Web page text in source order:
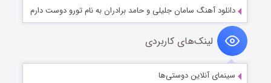
دانلود آهنگ سامان جلیلی و حامد برادران به نام تورو دوست دارم
لینک‌های کاربردی
سینمای آنلاین دوستی‌ها